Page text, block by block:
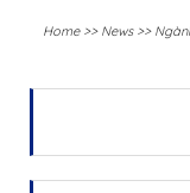
Home>> News>>